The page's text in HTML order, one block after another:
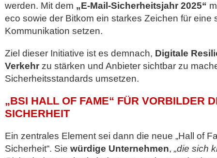
werden. Mit dem „E-Mail-Sicherheitsjahr 2025“
eco sowie der Bitkom ein starkes Zeichen für eine
Kommunikation setzen.
Ziel dieser Initiative ist es demnach, Digitale
Verkehr zu stärken und Anbieter sichtbar zu
Sicherheitsstandards umsetzen.
„BSI HALL OF FAME“ FÜR VORBILDER
SICHERHEIT
Ein zentrales Element sei dann die neue „Hall of
Sicherheit“. Sie würdige Unternehmen, „die sich